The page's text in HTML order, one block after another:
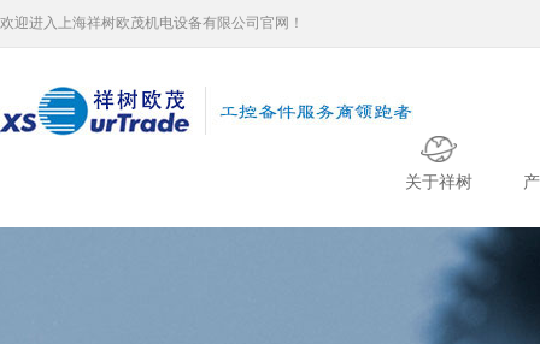
欢迎进入上海祥树欧茂机电设备有限公司官网！
关于祥树